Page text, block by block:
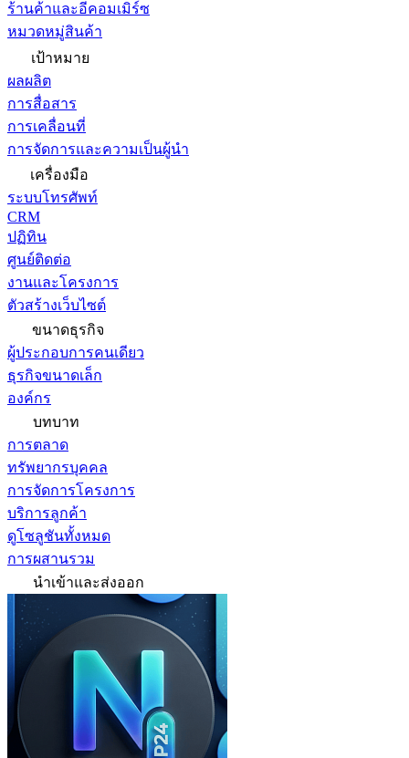
ร้านค้าและอีคอมเมิร์ซ
หมวดหมู่สินค้า
เป้าหมาย
ผลผลิต
การสื่อสาร
การเคลื่อนที่
การจัดการและความเป็นผู้นำ
เครื่องมือ
ระบบโทรศัพท์
CRM
ปฏิทิน
ศูนย์ติดต่อ
งานและโครงการ
ตัวสร้างเว็บไซต์
ขนาดธุรกิจ
ผู้ประกอบการคนเดียว
ธุรกิจขนาดเล็ก
องค์กร
บทบาท
การตลาด
ทรัพยากรบุคคล
การจัดการโครงการ
บริการลูกค้า
ดูโซลูชันทั้งหมด
การผสานรวม
นำเข้าและส่งออก